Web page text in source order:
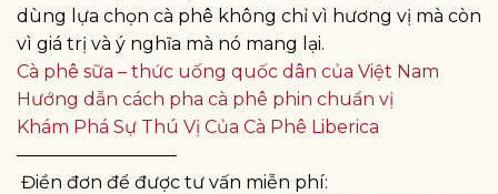
dùng lựa chọn cà phê không chỉ vì hương vị mà còn
vì giá trị và ý nghĩa mà nó mang lại.
Cà phê sữa – thức uống quốc dân của Việt Nam
Hướng dẫn cách pha cà phê phin chuẩn vị
Khám Phá Sự Thú Vị Của Cà Phê Liberica
—————————
Điền đơn để được tư vấn miễn phí: